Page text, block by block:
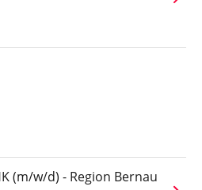
(m/w/d) - Region Bernau